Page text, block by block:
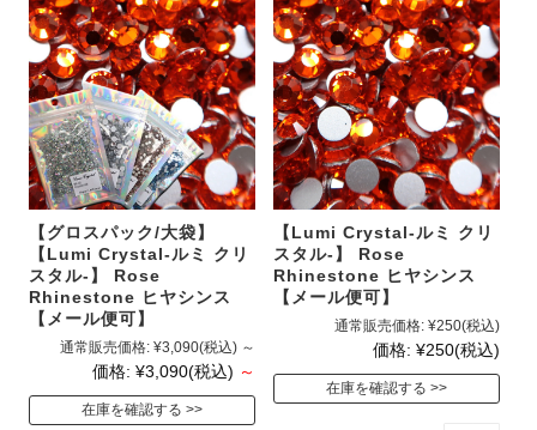
【グロスパック/大袋】
【Lumi Crystal-ルミ クリ
スタル-】 Rose
Rhinestone ヒヤシンス
【メール便可】
通常販売価格: ¥3,090(税込) ～
価格: ¥3,090(税込) ～
在庫を確認する
【Lumi Crystal-ルミ クリ
スタル-】 Rose
Rhinestone ヒヤシンス
【メール便可】
通常販売価格: ¥250(税込)
価格: ¥250(税込)
在庫を確認する